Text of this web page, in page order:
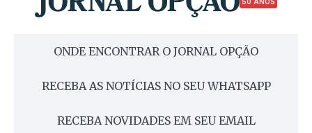
ONDE ENCONTRAR O JORNAL OPÇÃO
RECEBA AS NOTÍCIAS NO SEU WHATSAPP
RECEBA NOVIDADES EM SEU EMAIL